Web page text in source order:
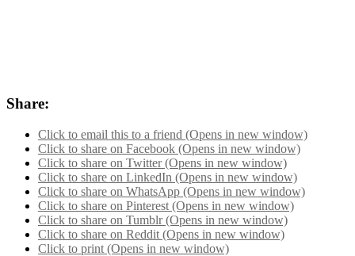
Share:
Click to email this to a friend (Opens in new window)
Click to share on Facebook (Opens in new window)
Click to share on Twitter (Opens in new window)
Click to share on LinkedIn (Opens in new window)
Click to share on WhatsApp (Opens in new window)
Click to share on Pinterest (Opens in new window)
Click to share on Tumblr (Opens in new window)
Click to share on Reddit (Opens in new window)
Click to print (Opens in new window)